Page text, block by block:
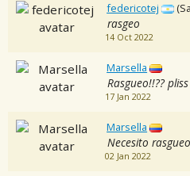
federicotej
rasgeo
14 Oct 2022
Marsella
Rasgueo!!?? pliss
17 Jan 2022
Marsella
Necesito rasgueo
02 Jan 2022